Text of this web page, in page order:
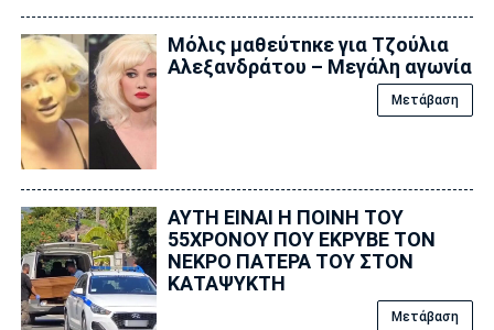
Μόλις μαθεύτnκε για Τζούλια
Αλεξανδράτου – Μεγάλη αγωνία
Μετάβαση
ΑΥΤΗ ΕΙΝΑΙ Η ΠΟΙΝΗ ΤΟΥ
55ΧΡΟΝΟΥ ΠΟΥ ΕΚΡΥΒΕ ΤΟΝ
ΝΕΚΡΟ ΠΑΤΕΡΑ ΤΟΥ ΣΤΟΝ
ΚΑΤΑΨΥΚΤΗ
Μετάβαση